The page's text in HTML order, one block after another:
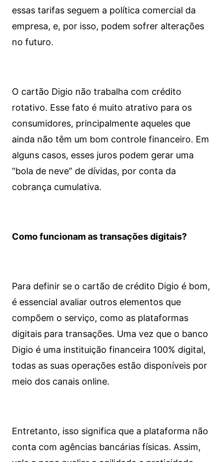
essas tarifas seguem a política comercial da
empresa, e, por isso, podem sofrer alterações
no futuro.
O cartão Digio não trabalha com crédito
rotativo. Esse fato é muito atrativo para os
consumidores, principalmente aqueles que
ainda não têm um bom controle financeiro. Em
alguns casos, esses juros podem gerar uma
“bola de neve” de dívidas, por conta da
cobrança cumulativa.
Como funcionam as transações digitais?
Para definir se o cartão de crédito Digio é bom,
é essencial avaliar outros elementos que
compõem o serviço, como as plataformas
digitais para transações. Uma vez que o banco
Digio é uma instituição financeira 100% digital,
todas as suas operações estão disponíveis por
meio dos canais online.
Entretanto, isso significa que a plataforma não
conta com agências bancárias físicas. Assim,